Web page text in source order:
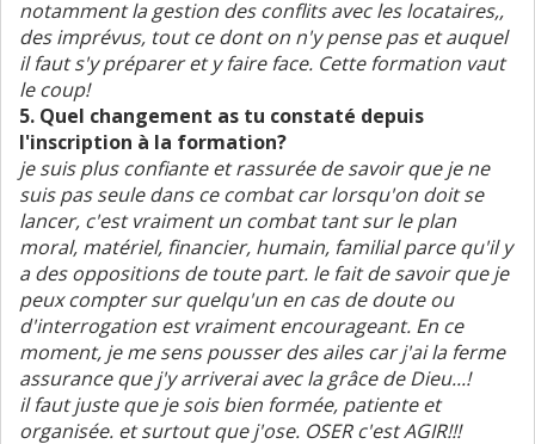
notamment la gestion des conflits avec les locataires,,
des imprévus, tout ce dont on n'y pense pas et auquel
il faut s'y préparer et y faire face. Cette formation vaut
le coup!
5. Quel changement as tu constaté depuis
l'inscription à la formation?
je suis plus confiante et rassurée de savoir que je ne
suis pas seule dans ce combat car lorsqu'on doit se
lancer, c'est vraiment un combat tant sur le plan
moral, matériel, financier, humain, familial parce qu'il y
a des oppositions de toute part. le fait de savoir que je
peux compter sur quelqu'un en cas de doute ou
d'interrogation est vraiment encourageant. En ce
moment, je me sens pousser des ailes car j'ai la ferme
assurance que j'y arriverai avec la grâce de Dieu...!
il faut juste que je sois bien formée, patiente et
organisée. et surtout que j'ose. OSER c'est AGIR!!!